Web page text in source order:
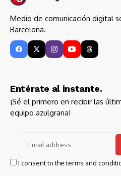
Medio de comunicación digital
Barcelona.
Entérate al instante.
¡Sé el primero en recibir las
equipo azulgrana!
I consent to the terms and